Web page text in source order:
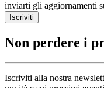
inviarti gli aggiornamenti
Iscriviti
Non perdere i
Iscriviti alla nostra